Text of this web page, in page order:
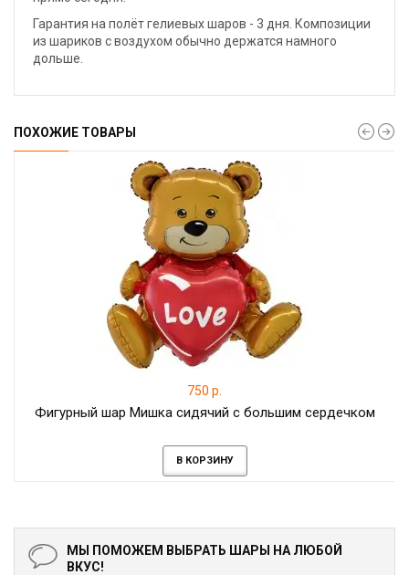
Гарантия на полёт гелиевых шаров - 3 дня. Композиции
из шариков с воздухом обычно держатся намного
дольше.
ПОХОЖИЕ ТОВАРЫ
750 р.
Фигурный шар Мишка сидячий с большим сердечком
В КОРЗИНУ
МЫ ПОМОЖЕМ ВЫБРАТЬ ШАРЫ НА ЛЮБОЙ
ВКУС!